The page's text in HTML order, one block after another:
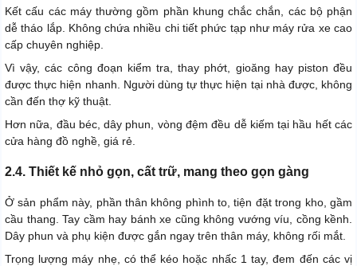
Kết cấu các máy thường gồm phần khung chắc chắn, các bộ phận
dễ tháo lắp. Không chứa nhiều chi tiết phức tạp như máy rửa xe cao
cấp chuyên nghiệp.
Vì vậy, các công đoạn kiểm tra, thay phớt, gioăng hay piston đều
được thực hiện nhanh. Người dùng tự thực hiện tại nhà được, không
cần đến thợ kỹ thuật.
Hơn nữa, đầu béc, dây phun, vòng đệm đều dễ kiếm tại hầu hết các
cửa hàng đồ nghề, giá rẻ.
2.4. Thiết kế nhỏ gọn, cất trữ, mang theo gọn gàng
Ở sản phẩm này, phần thân không phình to, tiện đặt trong kho, gầm
cầu thang. Tay cầm hay bánh xe cũng không vướng víu, cồng kềnh.
Dây phun và phụ kiện được gắn ngay trên thân máy, không rối mắt.
Trọng lượng máy nhẹ, có thể kéo hoặc nhấc 1 tay, đem đến các vị